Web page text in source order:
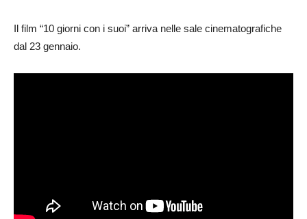
Il film “10 giorni con i suoi” arriva nelle sale cinematografiche
dal 23 gennaio.